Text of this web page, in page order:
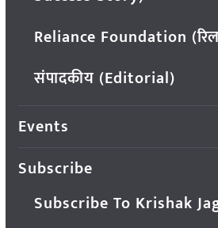
Reliance Foundation
संपादकीय (Editorial)
Events
Subscribe
Subscribe To Krishak